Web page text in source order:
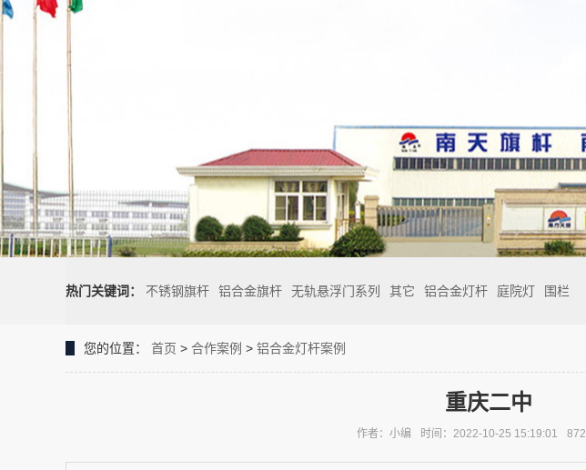
热门关键词： 不锈钢旗杆 铝合金旗杆 无轨悬浮门系列 其它 铝合金灯杆 庭院灯 围栏
您的位置： 首页 > 合作案例 > 铝合金灯杆案例
重庆二中
作者：小编 时间：2022-10-25 15:19:01 872